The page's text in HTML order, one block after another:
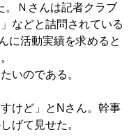
。Ｎさんは記者クラブ
などと詰問されている
に活動実績を求めると
いのである。
けど」とNさん。幹事
げて見せた。